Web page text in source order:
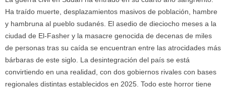
Ha traído muerte, desplazamientos masivos de población, hambre
y hambruna al pueblo sudanés. El asedio de dieciocho meses a la
ciudad de El-Fasher y la masacre genocida de decenas de miles
de personas tras su caída se encuentran entre las atrocidades más
bárbaras de este siglo. La desintegración del país se está
convirtiendo en una realidad, con dos gobiernos rivales con bases
regionales distintas establecidos en 2025. Todo este horror tiene